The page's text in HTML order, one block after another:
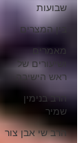
שבועות
בין המצרים
מאמרים
ושיעורים של
ראש הישיבה
הרב בנימין
שמיר
הרב שי אבן צור